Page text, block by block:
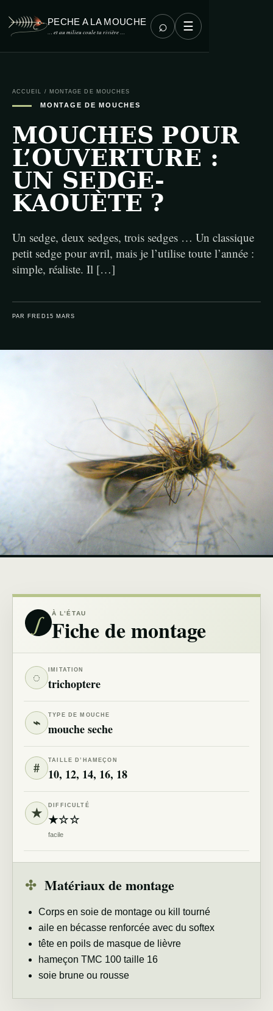
PECHE A LA MOUCHE
… et au milieu coule ta rivière … ⌕ ☰
ACCUEIL / MONTAGE DE MOUCHES
MONTAGE DE MOUCHES
MOUCHES POUR
L’OUVERTURE :
UN SEDGE-
KAOUÈTE ?
Un sedge, deux sedges, trois sedges … Un classique
petit sedge pour avril, mais je l’utilise toute l’année :
simple, réaliste. Il […]
PAR FRED 15 MARS
∫ À L’ÉTAU
Fiche de montage
◌ IMITATION
trichoptere
⌁ TYPE DE MOUCHE
mouche seche
# TAILLE D’HAMEÇON
10, 12, 14, 16, 18
★ DIFFICULTÉ
★☆☆
facile
✣ Matériaux de montage
Corps en soie de montage ou kill tourné
aile en bécasse renforcée avec du softex
tête en poils de masque de lièvre
hameçon TMC 100 taille 16
soie brune ou rousse